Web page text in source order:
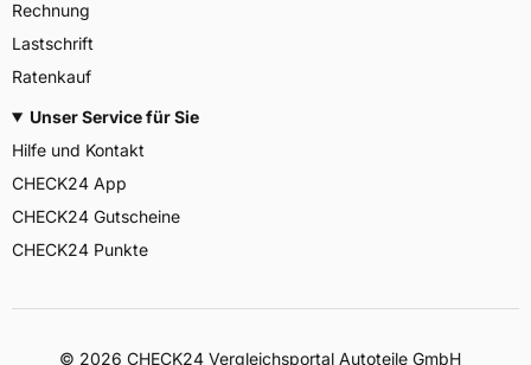
Rechnung
Lastschrift
Ratenkauf
Unser Service für Sie
Hilfe und Kontakt
CHECK24 App
CHECK24 Gutscheine
CHECK24 Punkte
© 2026 CHECK24 Vergleichsportal Autoteile GmbH